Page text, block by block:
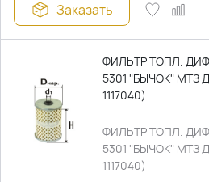
Заказать
ФИЛЬТР ТОПЛ.
5301 "БЫЧОК" МТЗ
1117040)
ФИЛЬТР ТОПЛ.
5301 "БЫЧОК" МТЗ
1117040)